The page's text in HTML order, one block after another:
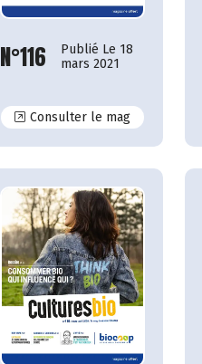
N°116
Publié Le 18
mars 2021
Consulter le magN°116